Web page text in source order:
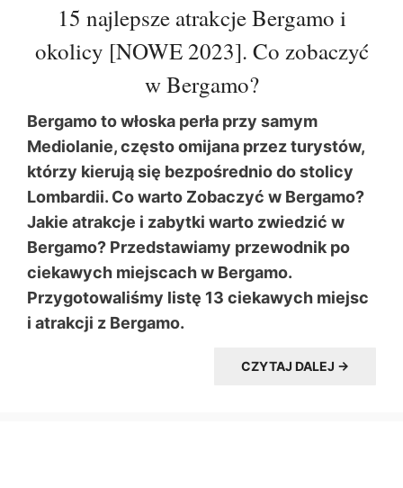
15 najlepsze atrakcje Bergamo i
okolicy [NOWE 2023]. Co zobaczyć
w Bergamo?
Bergamo to włoska perła przy samym
Mediolanie, często omijana przez turystów,
którzy kierują się bezpośrednio do stolicy
Lombardii. Co warto Zobaczyć w Bergamo?
Jakie atrakcje i zabytki warto zwiedzić w
Bergamo? Przedstawiamy przewodnik po
ciekawych miejscach w Bergamo.
Przygotowaliśmy listę 13 ciekawych miejsc
i atrakcji z Bergamo.
CZYTAJ DALEJ →